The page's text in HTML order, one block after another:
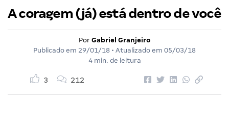
A coragem (já) está dentro de você
Por Gabriel Granjeiro
Publicado em 29/01/18 • Atualizado em 05/03/18
4 min. de leitura
3 212